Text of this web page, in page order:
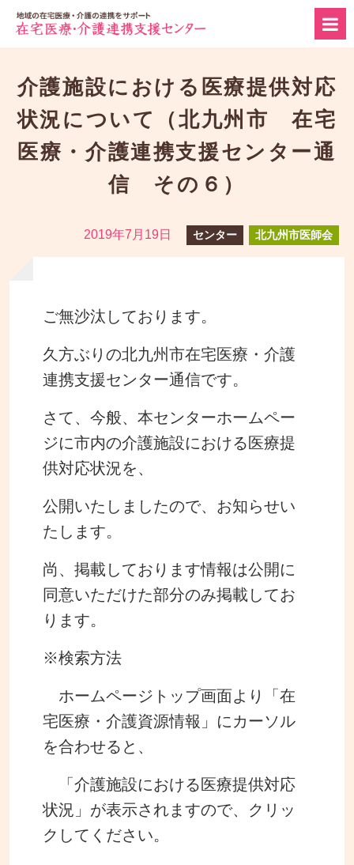
介護施設における医療提供対応
状況について（北九州市 在宅
医療・介護連携支援センター通
信 その６）
2019年7月19日 センター 北九州市医師会
ご無沙汰しております。
久方ぶりの北九州市在宅医療・介護
連携支援センター通信です。
さて、今般、本センターホームペー
ジに市内の介護施設における医療提
供対応状況を、
公開いたしましたので、お知らせい
たします。
尚、掲載しております情報は公開に
同意いただけた部分のみ掲載してお
ります。
※検索方法
ホームページトップ画面より「在
宅医療・介護資源情報」にカーソル
を合わせると、
「介護施設における医療提供対応
状況」が表示されますので、クリッ
クしてください。